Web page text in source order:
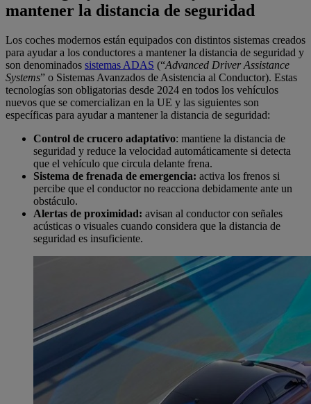
mantener la distancia de seguridad
Los coches modernos están equipados con distintos sistemas creados
para ayudar a los conductores a mantener la distancia de seguridad y
son denominados sistemas ADAS (“Advanced Driver Assistance
Systems” o Sistemas Avanzados de Asistencia al Conductor). Estas
tecnologías son obligatorias desde 2024 en todos los vehículos
nuevos que se comercializan en la UE y las siguientes son
específicas para ayudar a mantener la distancia de seguridad:
Control de crucero adaptativo: mantiene la distancia de
seguridad y reduce la velocidad automáticamente si detecta
que el vehículo que circula delante frena.
Sistema de frenada de emergencia: activa los frenos si
percibe que el conductor no reacciona debidamente ante un
obstáculo.
Alertas de proximidad: avisan al conductor con señales
acústicas o visuales cuando considera que la distancia de
seguridad es insuficiente.